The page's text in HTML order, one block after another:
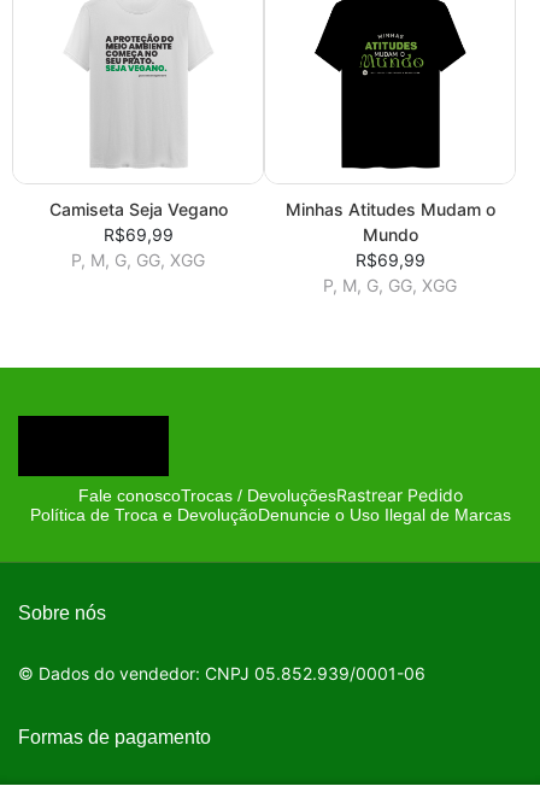
Camiseta Seja Vegano
R$69,99
P, M, G, GG, XGG
Minhas Atitudes Mudam o
Mundo
R$69,99
P, M, G, GG, XGG
Fale conoscoTrocas / DevoluçõesRastrear Pedido
Política de Troca e DevoluçãoDenuncie o Uso Ilegal de Marcas
Sobre nós
© Dados do vendedor: CNPJ 05.852.939/0001-06
Formas de pagamento